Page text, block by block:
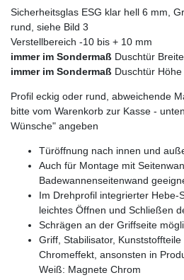
Sicherheitsglas ESG klar hell 6 mm,
rund, siehe Bild 3
Verstellbereich -10 bis + 10 mm
immer im Sondermaß Duschtür
immer im Sondermaß Duschtür
Profil eckig oder rund, abweichende
bitte vom Warenkorb zur Kasse -
Wünsche" angeben
Türöffnung nach innen und
Auch für Montage mit
Badewannenseitenwand
Im Drehprofil integrierter Hebe-
leichtes Öffnen und Schließen
Schrägen an der Griffseite
Griff, Stabilisator,
Chromeffekt, ansonsten in
Weiß: Magnete Chrom